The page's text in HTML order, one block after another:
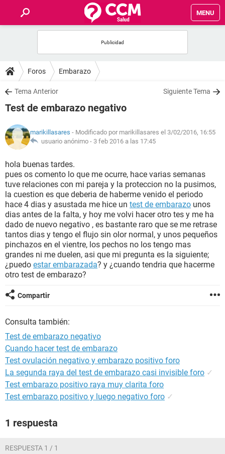
MENU
FOROS
SALUD
NUTRICIÓN
BIENESTAR
SEXUALIDAD
GLOSARIO
Foros Embarazo
Tema Anterior Siguiente Tema
Test de embarazo negativo
marikillasares - Modificado por marikillasares el 3/02/2016, 16:55
usuario anónimo - 3 feb 2016 a las 17:45
hola buenas tardes.
pues os comento lo que me ocurre, hace varias semanas
tuve relaciones con mi pareja y la proteccion no la pusimos,
la cuestion es que deberia de haberme venido el periodo
hace 4 dias y asustada me hice un test de embarazo unos
dias antes de la falta, y hoy me volvi hacer otro tes y me ha
dado de nuevo negativo , es bastante raro que se me retrase
tantos dias y tengo el flujo sin olor normal, y unos pequeños
pinchazos en el vientre, los pechos no los tengo mas
grandes ni me duelen, asi que mi pregunta es la siguiente;
¿puedo estar embarazada? y ¿cuando tendria que hacerme
otro test de embarazo?
Compartir
Consulta también:
Test de embarazo negativo
Cuando hacer test de embarazo
Test ovulación negativo y embarazo positivo foro
La segunda raya del test de embarazo casi invisible foro ✓
Test embarazo positivo raya muy clarita foro
Test embarazo positivo y luego negativo foro ✓
1 respuesta
RESPUESTA 1 / 1